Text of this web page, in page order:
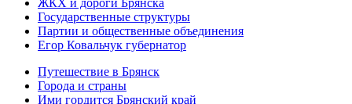
Государственные структуры
Партии и общественные объединения
Егор Ковальчук губернатор
Путешествие в Брянск
Города и страны
Ими гордится Брянский край